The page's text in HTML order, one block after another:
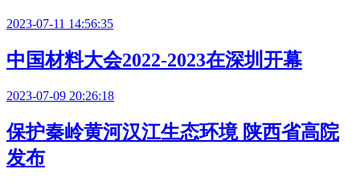
2023-07-11 14:56:35
中国材料大会2022-2023在深圳开幕
2023-07-09 20:26:18
保护秦岭黄河汉江生态环境 陕西省高院
发布